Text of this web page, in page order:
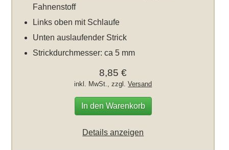
Fahnenstoff
Links oben mit Schlaufe
Unten auslaufender Strick
Strickdurchmesser: ca 5 mm
8,85 €
inkl. MwSt., zzgl.Versand
In den Warenkorb
Details anzeigen